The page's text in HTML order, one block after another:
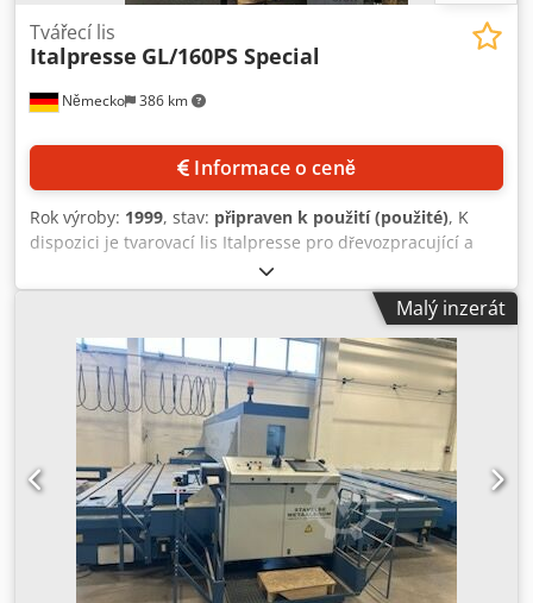
Německo 386 km
Tvářecí lis
Italpresse GL/160PS Special
Informace o ceně
Rok výroby: 1999, stav: připraven k použití (použité), K
dispozici je tvarovací lis Italpresse pro dřevozpracující a
nábytkářský průmysl. Výkon motoru: 160 k, lisovací síla: cca
160 t, válce: 2, hmotnost: cca 17 600 kg. Prohlídka na místě
Malý inzerát